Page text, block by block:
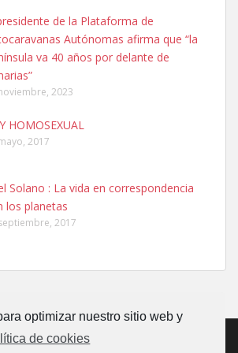
optimizar nuestro sitio web y
de cookies
una ninfa papillera, asustada tiene miedo a la
zon...
para mi perrita ya que por temas de trabajo
de la Plataforma de
Autónomas afirma que “la
va 40 años por delante de
2023
HOMOSEXUAL
2017
Solano : La vida en correspondencia
los planetas
2017